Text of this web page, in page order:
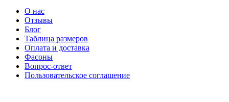
О нас
Отзывы
Блог
Таблица размеров
Оплата и доставка
Фасоны
Вопрос-ответ
Пользовательское соглашение